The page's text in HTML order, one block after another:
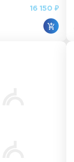
16 150 ₽